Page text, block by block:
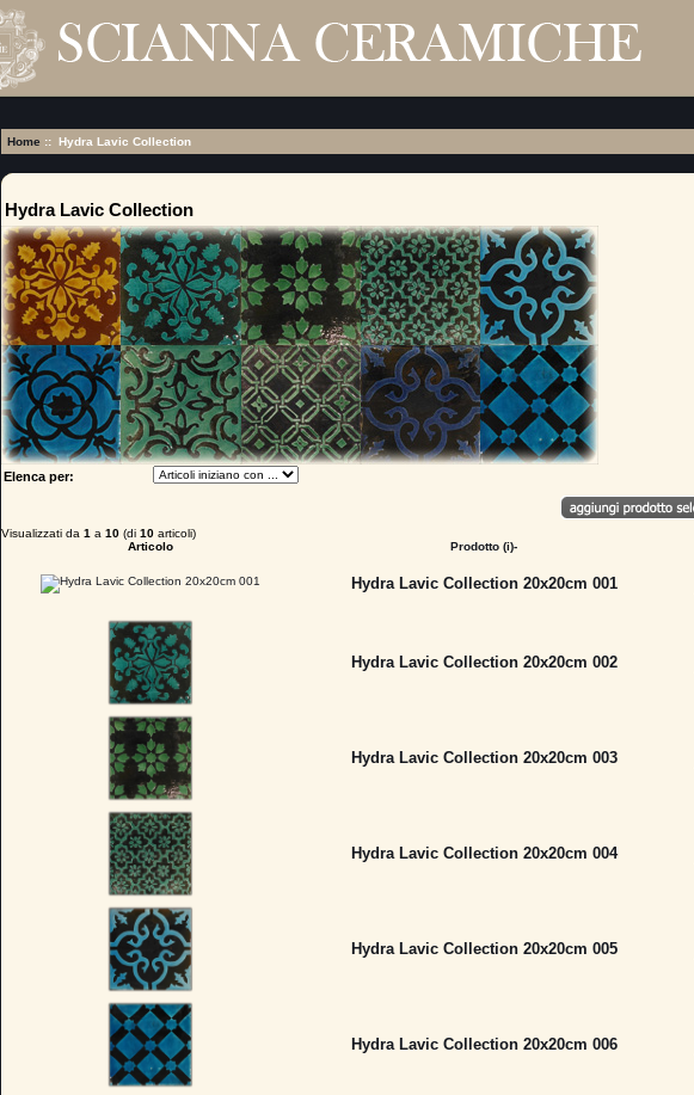
Home :: Hydra Lavic Collection
Hydra Lavic Collection
Elenca per:
Visualizzati da 1 a 10 (di 10 articoli)
Articolo
Prodotto (i)-
Hydra Lavic Collection 20x20cm 001
Hydra Lavic Collection 20x20cm 002
Hydra Lavic Collection 20x20cm 003
Hydra Lavic Collection 20x20cm 004
Hydra Lavic Collection 20x20cm 005
Hydra Lavic Collection 20x20cm 006